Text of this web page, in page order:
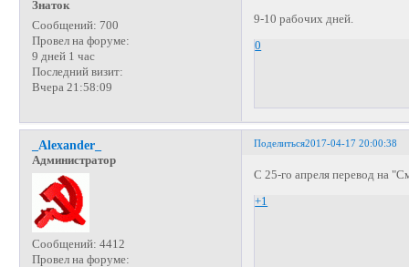
Знаток
Сообщений: 700
Провел на форуме:
9 дней 1 час
Последний визит:
Вчера 21:58:09
9-10 рабочих дней.
0
Поделиться2017-04-17 20:00:38
_Alexander_
Администратор
Сообщений: 4412
Провел на форуме:
С 25-го апреля перевод на
+1